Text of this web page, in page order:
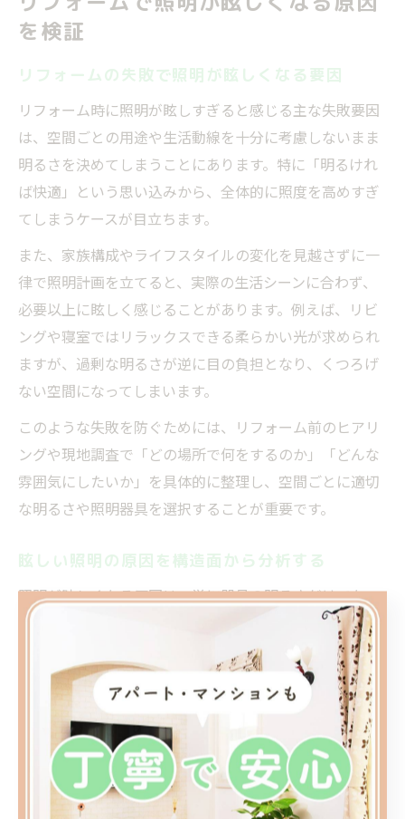
を検証
リフォームの失敗で照明が眩しくなる要因
リフォーム時に照明が眩しすぎると感じる主な失敗要因
は、空間ごとの用途や生活動線を十分に考慮しないまま
明るさを決めてしまうことにあります。特に「明るけれ
ば快適」という思い込みから、全体的に照度を高めすぎ
てしまうケースが目立ちます。
また、家族構成やライフスタイルの変化を見越さずに一
律で照明計画を立てると、実際の生活シーンに合わず、
必要以上に眩しく感じることがあります。例えば、リビ
ングや寝室ではリラックスできる柔らかい光が求められ
ますが、過剰な明るさが逆に目の負担となり、くつろげ
ない空間になってしまいます。
このような失敗を防ぐためには、リフォーム前のヒアリ
ングや現地調査で「どの場所で何をするのか」「どんな
雰囲気にしたいか」を具体的に整理し、空間ごとに適切
な明るさや照明器具を選択することが重要です。
眩しい照明の原因を構造面から分析する
照明が眩しくなる原因は、単に器具の明るさだけでな
く、天井や壁の反射率、部屋の形状や広さ、家具の配置
など構造面にも大きく関係しています。特に白や明るい
色の壁・天井は光を強く反射し、同じ照度でも実際より
眩しく感じやすくなります。
また、天井が低い場合や部屋が小さい場合、同じ照明で
も光が集中的に反射・拡散されるため、目に直接光が入
りやすい環境となり、眩しさが強調されます。リフォー